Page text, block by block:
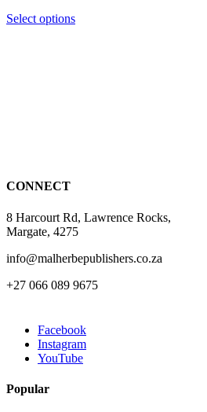
Select optionsThis
CONNECT
8 Harcourt Rd, Lawrence Rocks,
Margate, 4275
info@malherbepublishers.co.za
+27 066 089 9675
Facebook
Instagram
YouTube
Popular